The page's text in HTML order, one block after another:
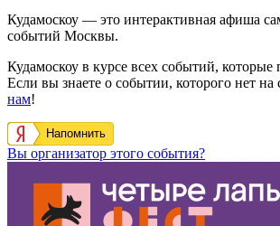
Кудамоскоу — это интерактивная афиша
событий Москвы.
Кудамоскоу в курсе всех событий,
Если вы знаете о событии, которого нет на
нам!
Напомнить
Вы организатор этого события?